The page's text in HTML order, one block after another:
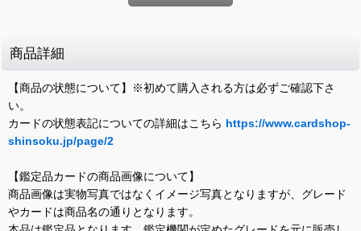
商品詳細
【商品の状態について】※初めて購入される方は必ずご確認下さ
い。
カードの状態表記についての詳細はこちら https://www.cardshop-
shinsoku.jp/page/2
【鑑定品カードの商品画像について】
商品画像は実物写真ではなくイメージ写真となりますが、グレード
やカードは商品名の通りとなります。